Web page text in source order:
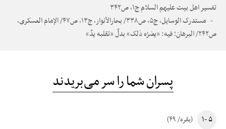
تفسیر اهل بیت علیهم السلام ج۱، ص۳۴۲
مستدرک الوسایل، ج۵، ص۳۳۸/ بحارالأنوار، ج۱۳، ص۴۷/ الإمام العسکری،
ص۲۴۲/ البرهان؛ فیه: «یضرّه ذلک» بدلٌ «تقلبه یدٌ»
پسران شما را سر می‌بریدند
۵ -۱ (بقره/ ۴۹)